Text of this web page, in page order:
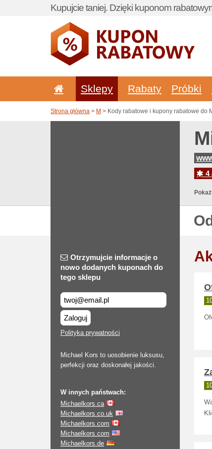
Kupujcie taniej. Dzięki kuponom
Sklepy Rabaty Próbki
Strona główna > M > Kody rabatowe i kupony rabatowe do
4
Otrzymujcie informacje o
nowo dodanych kuponach do
tego sklepu
Zaloguj
Polityka prywatności
Michael Kors to uosobienie luksusu,
perfekcji oraz doskonałej jakości.
W innych państwach:
Michaelkors.ca
Michaelkors.co.uk
Michaelkors.com
Michaelkors.com
Michaelkors.de